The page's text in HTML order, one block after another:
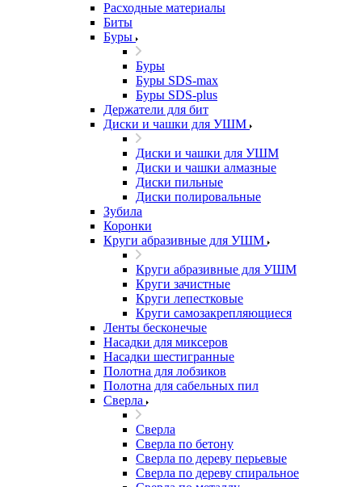
Расходные материалы
Биты
Буры
Буры
Буры SDS-max
Буры SDS-plus
Держатели для бит
Диски и чашки для УШМ
Диски и чашки для УШМ
Диски и чашки алмазные
Диски пильные
Диски полировальные
Зубила
Коронки
Круги абразивные для УШМ
Круги абразивные для УШМ
Круги зачистные
Круги лепестковые
Круги самозакрепляющиеся
Ленты бесконечые
Насадки для миксеров
Насадки шестигранные
Полотна для лобзиков
Полотна для сабельных пил
Сверла
Сверла
Сверла по бетону
Сверла по дереву перьевые
Сверла по дереву спиральное